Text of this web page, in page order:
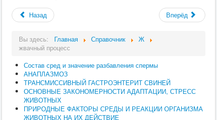
Назад Вперёд
Вы здесь: Главная Справочник
Ж
жвачный процесс
Состав сред и значение разбавления спермы
АНАПЛАЗМОЗ
ТРАНСМИССИВНЫЙ ГАСТРОЭНТЕРИТ СВИНЕЙ
ОСНОВНЫЕ ЗАКОНОМЕРНОСТИ АДАПТАЦИИ, СТРЕСС
ЖИВОТНЫХ
ПРИРОДНЫЕ ФАКТОРЫ СРЕДЫ И РЕАКЦИИ ОРГАНИЗМА
ЖИВОТНЫХ НА ИХ ДЕЙСТВИЕ